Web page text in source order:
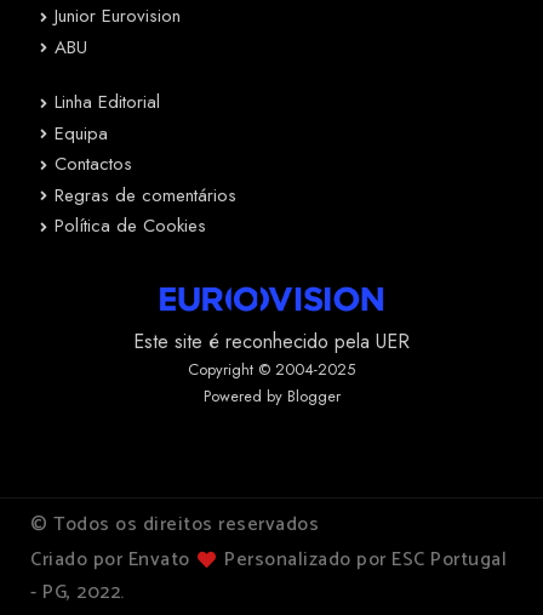
Junior Eurovision
ABU
Linha Editorial
Equipa
Contactos
Regras de comentários
Política de Cookies
Este site é reconhecido pela UER
Copyright © 2004-2025
Powered by Blogger
© Todos os direitos reservados
Criado por Envato
Personalizado por ESC Portugal
- PG, 2022.